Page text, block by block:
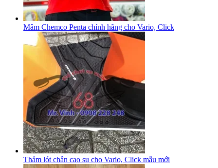
Mâm Chemco Penta chính hãng cho Vario, Click
Thảm lót chân cao su cho Vario, Click mẫu mới